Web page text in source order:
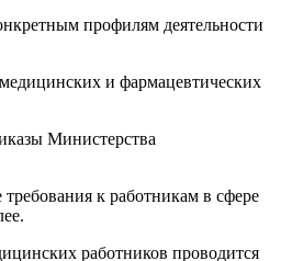
профилям деятельности
и фармацевтических
Министерства
к работникам в сфере
работников проводится